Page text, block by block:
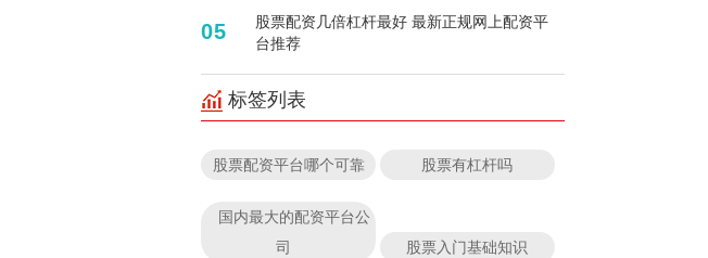
05
股票配资几倍杠杆最好 最新正规网上配资平
台推荐
标签列表
股票配资平台哪个可靠 股票有杠杆吗
国内最大的配资平台公
司
股票入门基础知识